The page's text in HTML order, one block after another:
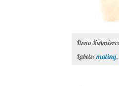
Ilona
Labels: maliny,